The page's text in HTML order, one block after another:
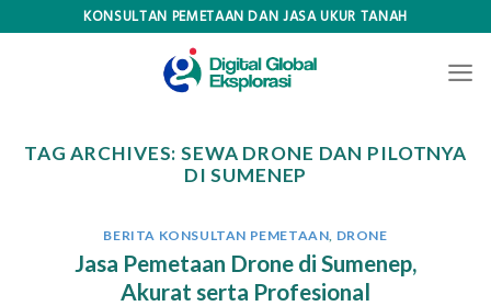
KONSULTAN PEMETAAN DAN JASA UKUR TANAH
TAG ARCHIVES:SEWA DRONE DAN PILOTNYA
DI SUMENEP
BERITA KONSULTAN PEMETAAN DRONE
Jasa Pemetaan Drone di Sumenep,
Akurat serta Profesional